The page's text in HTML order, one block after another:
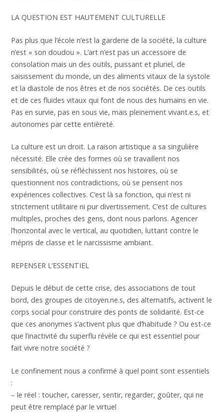
LA QUESTION EST HAUTEMENT CULTURELLE
Pas plus que l’école n’est la garderie de la société, la culture
n’est « son doudou ». L’art n’est pas un accessoire de
consolation mais un des outils, puissant et pluriel, de
saisissement du monde, un des aliments vitaux de la systole
et la diastole de nos êtres et de nos sociétés. De ces outils
et de ces fluides vitaux qui font de nous des humains en vie.
Pas en survie, pas en sous vie, mais pleinement vivant.e.s, et
autonomes par cette entièreté.
La culture est un droit. La raison artistique a sa singulière
nécessité. Elle crée des formes où se travaillent nos
sensibilités, où se réfléchissent nos histoires, où se
questionnent nos contradictions, où se pensent nos
expériences collectives. C’est là sa fonction, qui n’est ni
strictement utilitaire ni pur divertissement. C’est de cultures
multiples, proches des gens, dont nous parlons. Agencer
l’horizontal avec le vertical, au quotidien, luttant contre le
mépris de classe et le narcissisme ambiant.
REPENSER L’ESSENTIEL
Depuis le début de cette crise, des associations de tout
bord, des groupes de citoyen.ne.s, des alternatifs, activent le
corps social pour construire des ponts de solidarité. Est-ce
que ces anonymes s’activent plus que d’habitude ? Ou est-ce
que l’inactivité du superflu révèle ce qui est essentiel pour
fait vivre notre société ?
Le confinement nous a confirmé à quel point sont essentiels
:
– le réel : toucher, caresser, sentir, regarder, goûter, qui ne
peut être remplacé par le virtuel